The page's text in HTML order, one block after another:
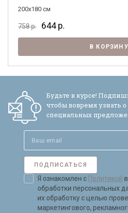
200x180 см
758р. 644р.
В КОРЗИНУ
Будьте в курсе!
чтобы вовремя узнать
специальных
ПОДПИСАТЬСЯ
Я ознакомлен с Политикой
обработки персональных
их обработку с целью
маркетингового,